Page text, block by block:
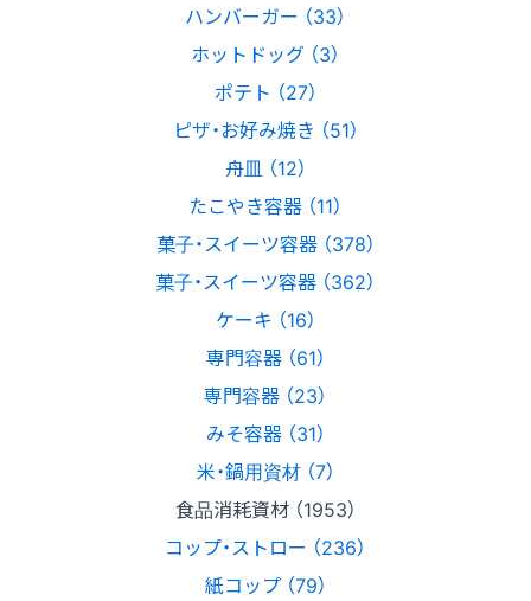
ハンバーガー （33）
ホットドッグ （3）
ポテト （27）
ピザ・お好み焼き （51）
舟皿 （12）
たこやき容器 （11）
菓子・スイーツ容器 （378）
菓子・スイーツ容器 （362）
ケーキ （16）
専門容器 （61）
専門容器 （23）
みそ容器 （31）
米・鍋用資材 （7）
食品消耗資材 （1953）
コップ・ストロー （236）
紙コップ （79）